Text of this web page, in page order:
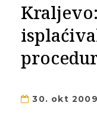
30. okt